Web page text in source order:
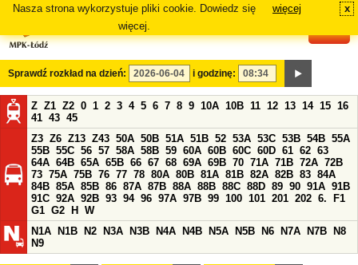
Nasza strona wykorzystuje pliki cookie. Dowiedz się
więcej.
więcej x
Sprawdź rozkład na dzień: i godzinę:
Z Z1 Z2 0 1 2 3 4 5 6 7 8 9 10A 10B 11 12 13 14 15 16
41 43 45
Z3 Z6 Z13 Z43 50A 50B 51A 51B 52 53A 53C 53B 54B 55A
55B 55C 56 57 58A 58B 59 60A 60B 60C 60D 61 62 63
64A 64B 65A 65B 66 67 68 69A 69B 70 71A 71B 72A 72B
73 75A 75B 76 77 78 80A 80B 81A 81B 82A 82B 83 84A
84B 85A 85B 86 87A 87B 88A 88B 88C 88D 89 90 91A 91B
91C 92A 92B 93 94 96 97A 97B 99 100 101 201 202 6.
F1
G1 G2 H
W
N1A
N1B N2 N3A N3B N4A N4B N5A N5B N6 N7A N7B
N8
N9